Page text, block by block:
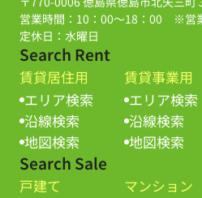
営業時間：10：00～18：00 ※営
定休日：水曜日
Search Rent
賃貸居住用
エリア検索
沿線検索
地図検索
賃貸事業用
エリア検索
沿線検索
地図検索
Search Sale
戸建て
マンション